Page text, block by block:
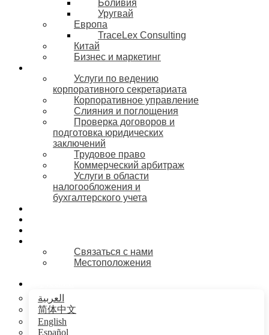
Боливия
Уругвай
Европа
TraceLex Consulting
Китай
Бизнес и маркетинг
Услуги по ведению
корпоративного секретариата
Корпоративное управление
Слияния и поглощения
Проверка договоров и
подготовка юридических
заключений
Трудовое право
Коммерческий арбитраж
Услуги в области
налогообложения и
бухгалтерского учета
Связаться с нами
Местоположения
العربية
简体中文
English
Español